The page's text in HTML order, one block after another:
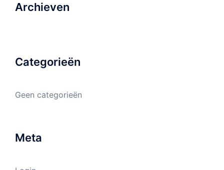
Archieven
Categorieën
Geen categorieën
Meta